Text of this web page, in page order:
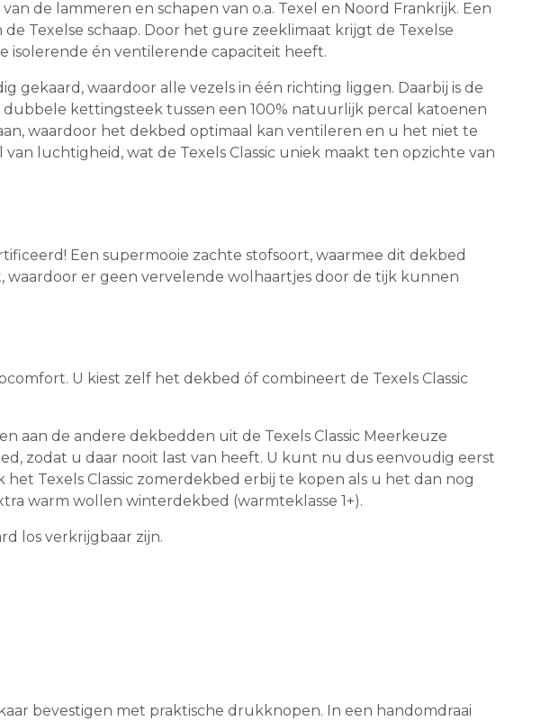
de lammeren en schapen van o.a. Texel en Noord Frankrijk. Een
Texelse schaap. Door het gure zeeklimaat krijgt de Texelse
isolerende én ventilerende capaciteit heeft.
gekaard, waardoor alle vezels in één richting liggen. Daarbij is de
kettingsteek tussen een 100% natuurlijk percal katoenen
waardoor het dekbed optimaal kan ventileren en u het niet te
luchtigheid, wat de Texels Classic uniek maakt ten opzichte van
Een supermooie zachte stofsoort, waarmee dit dekbed
er geen vervelende wolhaartjes door de tijk kunnen
U kiest zelf het dekbed óf combineert de Texels Classic
aan de andere dekbedden uit de Texels Classic Meerkeuze
zodat u daar nooit last van heeft. U kunt nu dus eenvoudig eerst
Texels Classic zomerdekbed erbij te kopen als u het dan nog
warm wollen winterdekbed (warmteklasse 1+).
los verkrijgbaar zijn.
bevestigen met praktische drukknopen. In een handomdraai